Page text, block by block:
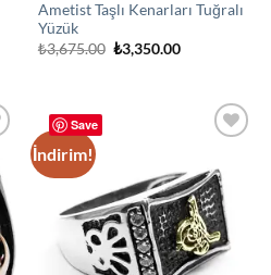
Ametist Taşlı Kenarları Tuğralı
Yüzük
₺3,675.00 Orijinal
fiyat:
₺3,350.00Şu
Save
İndirim!
wishlist